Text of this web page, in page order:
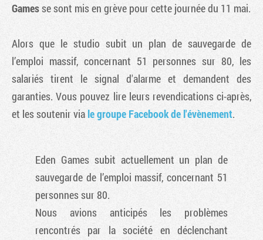
Gamesse sont mis en grève pour cette journée du 11 mai.
Alors que le studio subit un plan de sauvegarde de
l’emploi massif, concernant 51 personnes sur 80, les
salariés tirent le signal d'alarme et demandent des
garanties. Vous pouvez lire leurs revendications ci-après,
et les soutenir via le groupe Facebook de l'évènement.
Eden Games subit actuellement un plan de
sauvegarde de l’emploi massif, concernant 51
personnes sur 80.
Nous avions anticipés les problèmes
rencontrés par la société en déclenchant